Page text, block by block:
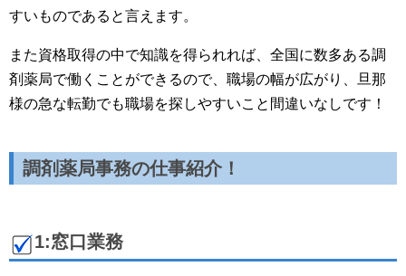
すいものであると言えます。
また資格取得の中で知識を得られれば、全国に数多ある調
剤薬局で働くことができるので、職場の幅が広がり、旦那
様の急な転勤でも職場を探しやすいこと間違いなしです！
調剤薬局事務の仕事紹介！
1:窓口業務